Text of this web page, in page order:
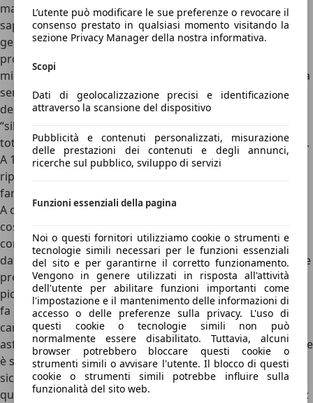
L’utente può modificare le sue preferenze o revocare il
consenso prestato in qualsiasi momento visitando la
sezione Privacy Manager della nostra informativa.
Scopi
Dati di geolocalizzazione precisi e identificazione
attraverso la scansione del dispositivo
Pubblicità e contenuti personalizzati, misurazione
delle prestazioni dei contenuti e degli annunci,
ricerche sul pubblico, sviluppo di servizi
Funzioni essenziali della pagina
Noi o questi fornitori utilizziamo cookie o strumenti e
tecnologie simili necessari per le funzioni essenziali
del sito e per garantirne il corretto funzionamento.
Vengono in genere utilizzati in risposta all'attività
dell'utente per abilitare funzioni importanti come
l'impostazione e il mantenimento delle informazioni di
accesso o delle preferenze sulla privacy. L'uso di
questi cookie o tecnologie simili non può
normalmente essere disabilitato. Tuttavia, alcuni
browser potrebbero bloccare questi cookie o
strumenti simili o avvisare l'utente. Il blocco di questi
cookie o strumenti simili potrebbe influire sulla
funzionalità del sito web.
manuale a 5 marceoppure automatico a 4 rapporti, dal
sapore decisamente datato. Rispetto alla precedente
generazione, che disponeva di soli 85 CV, questo
propulsore offre una guida più fluida e vivace, con una
migliore capacità di allungo. In marcia, il
si fa
sentire chiaramente, richiamando le auto di qualche
decennio fa: per alcuni può sembrare un limite nel
“silenzio” che oggi caratterizza alcune auto ibride e la
totalità delle auto elettriche, per altri un tocco di carattere.
A 130 km/h, però, complice l’assenza della sesta marcia di
riposo il motore gira a 4.000 giri/min e il rumore inizia a
farsi importante.
A causa delle sue emissioni elevate Suzuki si è trovata
costretta, nel 2020, a togliere dal listino la sua iconica 4x4
compatta. Uscita dal portone, la Jimny Pro N1 è rientrata
dalla porta di servizio, mantenendo lo stesso schema. Se le
prestazionipossono essere definite modeste (145 km/h il
picco massimo, 0-100 km/h in 12 secondi), la differenza la
fa la
trazione integrale . Tutto si gioca attorno a questa
caratteristica, compreso lo sterzo che risulta duro su
asfalto e morbido su sterrato, grazie al sistema con il quale
è stato progettato e che prevede una demoltiplicazione
sicuramente non comune (4 giri da parte a parte). Sotto
questo punto di vista, ne guadagna il
: